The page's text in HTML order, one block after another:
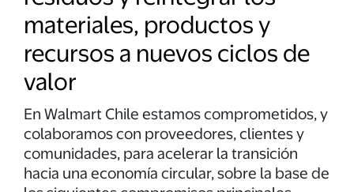
materiales, productos y
recursos a nuevos ciclos de
valor
En Walmart Chile estamos comprometidos, y
colaboramos con proveedores, clientes y
comunidades, para acelerar la transición
hacia una economía circular, sobre la base de